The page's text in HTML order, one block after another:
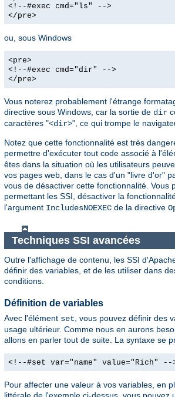
<!--#exec cmd="ls" -->
</pre>
ou, sous Windows
<pre>
<!--#exec cmd="dir" -->
</pre>
Vous noterez probablement l'étrange
directive sous Windows, car la sortie de dir
caractères "<dir>", ce qui trompe le
Notez que cette fonctionnalité est très
permettre d'exécuter tout code associé à
êtes dans la situation où les utilisateurs
vos pages web, dans le cas d'un "livre d'or"
vous de désactiver cette fonctionnalité. Vous
permettant les SSI, désactiver la
l'argument IncludesNOEXEC de la directive
Techniques SSI avancées
Outre l'affichage de contenu, les SSI
définir des variables, et de les utiliser dans
conditions.
Définition de variables
Avec l'élément set , vous pouvez définir des
usage ultérieur. Comme nous en aurons
allons en parler tout de suite. La syntaxe se
<!--#set var="name" value="Rich" --
Pour affecter une valeur à vos variables, en